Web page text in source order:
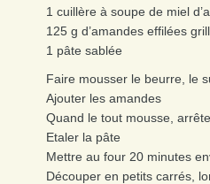
1 cuillère à soupe de miel
125 g d’amandes effilées
1 pâte sablée
Faire mousser le beurre, le
Ajouter les amandes
Quand le tout mousse,
Etaler la pâte
Mettre au four 20 minutes
Découper en petits carrés,